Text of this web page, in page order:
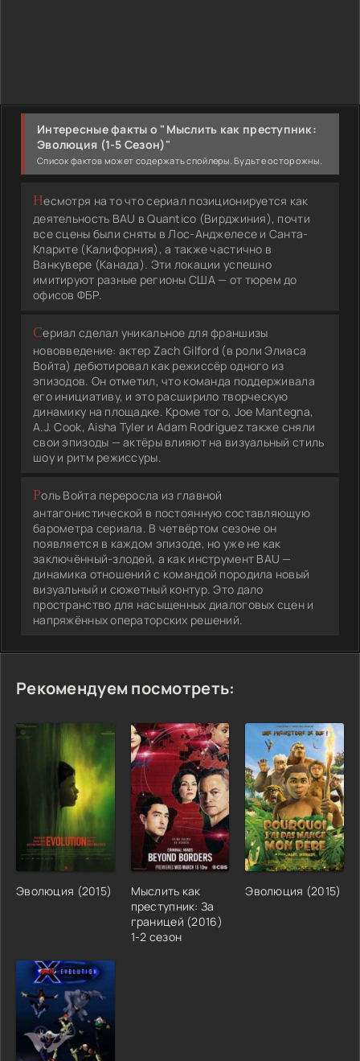
Интересные факты о "Мыслить как преступник:
Эволюция (1-5 Сезон)"
Список фактов может содержать спойлеры. Будьте осторожны.
Несмотря на то что сериал позиционируется как
деятельность BAU в Quantico (Вирджиния), почти
все сцены были сняты в Лос-Анджелесе и Санта-
Кларите (Калифорния), а также частично в
Ванкувере (Канада). Эти локации успешно
имитируют разные регионы США — от тюрем до
офисов ФБР.
Сериал сделал уникальное для франшизы
нововведение: актер Zach Gilford (в роли Элиаса
Войта) дебютировал как режиссёр одного из
эпизодов. Он отметил, что команда поддерживала
его инициативу, и это расширило творческую
динамику на площадке. Кроме того, Joe Mantegna,
A.J. Cook, Aisha Tyler и Adam Rodriguez также сняли
свои эпизоды — актёры влияют на визуальный стиль
шоу и ритм режиссуры.
Роль Войта переросла из главной
антагонистической в постоянную составляющую
барометра сериала. В четвёртом сезоне он
появляется в каждом эпизоде, но уже не как
заключённый-злодей, а как инструмент BAU —
динамика отношений с командой породила новый
визуальный и сюжетный контур. Это дало
пространство для насыщенных диалоговых сцен и
напряжённых операторских решений.
Рекомендуем посмотреть:
Эволюция (2015)
Мыслить как
преступник: За
границей (2016)
1-2 сезон
Эволюция (2015)